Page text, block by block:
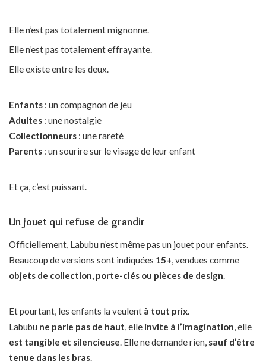
Elle n’est pas totalement mignonne.
Elle n’est pas totalement effrayante.
Elle existe entre les deux.
Enfants : un compagnon de jeu
Adultes : une nostalgie
Collectionneurs : une rareté
Parents : un sourire sur le visage de leur enfant
Et ça, c’est puissant.
Un jouet qui refuse de grandir
Officiellement, Labubu n’est même pas un jouet pour enfants.
Beaucoup de versions sont indiquées 15+, vendues comme
objets de collection, porte-clés ou pièces de design.
Et pourtant, les enfants la veulent à tout prix.
Labubu ne parle pas de haut, elle invite à l’imagination, elle
est tangible et silencieuse. Elle ne demande rien, sauf d’être
tenue dans les bras.